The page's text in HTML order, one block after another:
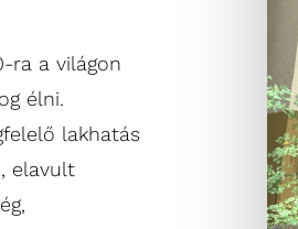
ra a világon
élni.
lakhatás
elavult